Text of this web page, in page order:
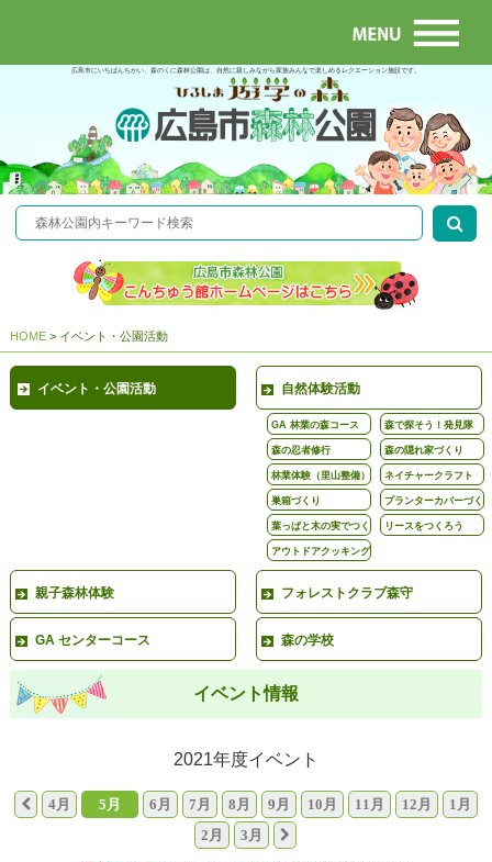
広島市にいちばんちかい、森のくに森林公園は、自然に親しみながら家族みんなで楽しめるレクエーション施設です。
HOME> イベント・公園活動
イベント・公園活動 自然体験活動
GA 林業の森コース 森で探そう！発見隊
森の忍者修行 森の隠れ家づくり
林業体験（里山整備） ネイチャークラフト
巣箱づくり
プランターカバーづく
り
葉っぱと木の実でつく
ろう
リースをつくろう
アウトドアクッキング
親子森林体験 フォレストクラブ森守
GA センターコース 森の学校
イベント情報
2021年度イベント
4月 5月 6月 7月 8月 9月 10月 11月 12月 1月
2月 3月